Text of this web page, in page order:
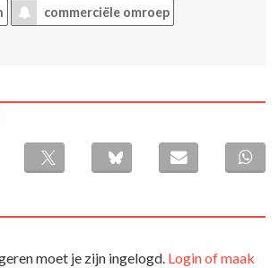
commerciële omroep
moet je zijn ingelogd. Login of maak